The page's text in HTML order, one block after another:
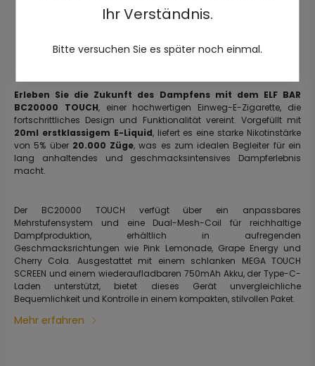
Ihr Verständnis.
Bitte versuchen Sie es später noch einmal.
Erleben Sie die Zukunft des Dampfens mit dem ELF BAR
BC20000 TOUCH, einer hochwertigen Einweg-E-Zigarette, die
fortschrittliches Design und Funktionalität vereint. Vorgefüllt mit
20ml erstklassigem E-Liquid, liefert es eine starke Nikotinstärke
von 5% über 20.000 Züge, was es zum idealen Begleiter für ein
lang anhaltendes und geschmacksintensives Dampferlebnis
macht.
Der BC20000 TOUCH verfügt über ein anpassbares
Mehrstufensystem und eine Dual-Mesh-Coil für reichhaltige
Dampfproduktion, erhältlich in aufregenden
Geschmacksrichtungen wie Pink Lemonade, Grape Energy und
Cherry Cola. Ausgestattet mit einem schlanken MEGA TOUCH
SCREEN und einem wiederaufladbaren 750mAh Akku, der Type-C-
Laden unterstützt, bietet dieses Gerät unvergleichliche
Bequemlichkeit und Kontrolle in einem kompakten, stilvollen Paket.
Mehr erfahren